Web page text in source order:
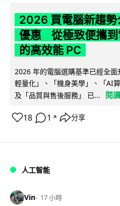
2026 買電腦新趨勢
優惠 從極致便攜到
的高效能 PC
2026 年的電腦選購基準已經全
輕量化」、「機身美學」、「AI
及「品質與售後服務」 已...
閱
18 1 ↗ 分享
人工智能
Vin 17 小時